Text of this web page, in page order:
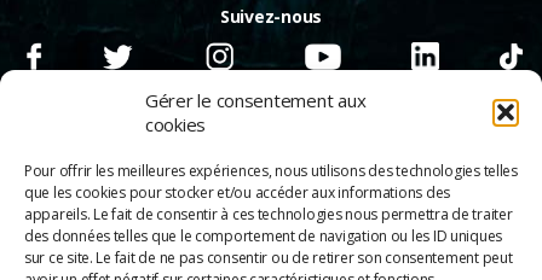
Gérer le consentement aux
cookies
Pour offrir les meilleures expériences, nous utilisons des technologies telles
que les cookies pour stocker et/ou accéder aux informations des
appareils. Le fait de consentir à ces technologies nous permettra de traiter
des données telles que le comportement de navigation ou les ID uniques
sur ce site. Le fait de ne pas consentir ou de retirer son consentement peut
Suivez-nous